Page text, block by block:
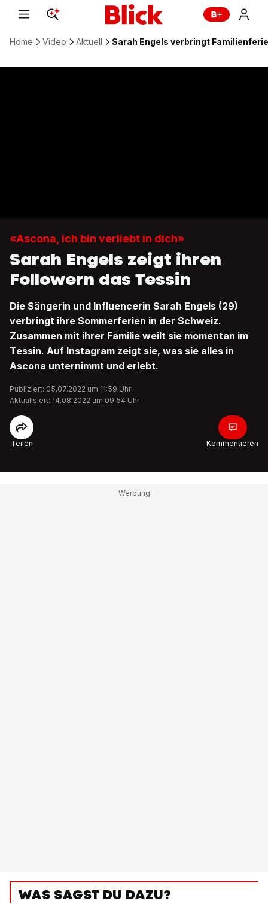
Home Video Aktuell Sarah Engels verbringt
«Ascona, ich bin verliebt in dich»
Sarah Engels zeigt ihren
Followern das Tessin
Die Sängerin und Influencerin Sarah Engels (29)
verbringt ihre Sommerferien in der Schweiz.
Zusammen mit ihrer Familie weilt sie momentan im
Tessin. Auf Instagram zeigt sie, was sie alles in
Ascona unternimmt und erlebt.
Publiziert: 05.07.2022 um 11:59 Uhr
Aktualisiert: 14.08.2022 um 09:54 Uhr
Teilen Kommentieren
WAS SAGST DU DAZU?